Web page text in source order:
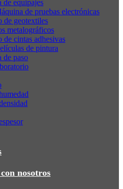
de equipajes
de pruebas electrónicas
de geotextiles
metalográficos
de cintas adhesivas
de pintura
de paso
nosotros